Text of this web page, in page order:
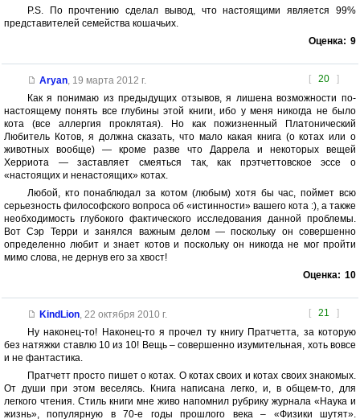
P.S. По прочтению сделал вывод, что настоящими является 99%
представителей семейства кошачьих.
Оценка: 9
[ 20 ]
Aryan, 19 марта 2012 г.
Как я понимаю из предыдущих отзывов, я лишена возможности по-
настоящему понять все глубины этой книги, ибо у меня никогда не было
кота (все аллергия проклятая). Но как пожизненный Платонический
Любитель Котов, я должна сказать, что мало какая книга (о котах или о
животных вообще) — кроме разве что Даррела и некоторых вещей
Херриота — заставляет смеяться так, как прэтчеттовское эссе о
«настоящих и ненастоящих» котах.
Любой, кто понаблюдал за котом (любым) хотя бы час, поймет всю
серьезность философского вопроса об «истинности» вашего кота :), а также
необходимость глубокого фактического исследования данной проблемы.
Вот Сэр Терри и занялся важным делом — поскольку он совершенно
определенно любит и знает котов и поскольку он никогда не мог пройти
мимо слова, не дернув его за хвост!
Оценка: 10
[ 21 ]
KindLion, 22 октября 2010 г.
Ну наконец-то! Наконец-то я прочел ту книгу Пратчетта, за которую
без натяжки ставлю 10 из 10! Вещь – совершенно изумительная, хоть вовсе
и не фантастика.
Пратчетт просто пишет о котах. О котах своих и котах своих знакомых.
От души при этом веселясь. Книга написана легко, и, в общем-то, для
легкого чтения. Стиль книги мне живо напомнил рубрику журнала «Наука и
жизнь», популярную в 70-е годы прошлого века – «Физики шутят».